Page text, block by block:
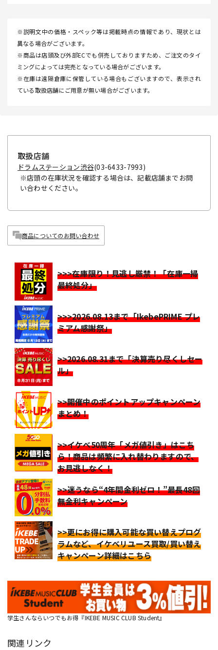
※説明文中の価格・スペック等は掲載時点の情報であり、現状とは
異なる場合がございます。
※商品は店頭及び外部ECでも併売しておりますため、ご注文のタイ
ミングによっては完売となっている場合がございます。
※在庫は遠隔倉庫に保管している場合もございますので、表示され
ている取扱店舗にご用意が無い場合がございます。
取扱店舗
ドラムステーション渋谷(03-6433-7993)
※店頭の在庫状況を確認する場合は、記載店舗までお問
い合わせください。
商品についてのお問い合わせ
>>>在庫限り！見逃し厳禁！「在庫一掃
最終処分」
>>>2026.08.13まで「IkebePRIME プレ
ミアム感謝祭」
>>2026.08.31まで「決算売り尽くしセー
ル」
>>開催中のポイントアップキャンペーン
まとめ！
>>イケベ50周年「メガ値引き」はこち
ら！商品は頻繁に入れ替わりますので、
お見逃しなく！
>>迷うなら“4年間金利ゼロ！”最長48回
無金利キャンペーン
>>更にお得に購入可能な買い替えプログ
ラムなど、イケベリユース買取/買い替え
キャンペーン詳細はこちら
学生さんならいつでもお得『IKEBE MUSIC CLUB Student』
関連リンク